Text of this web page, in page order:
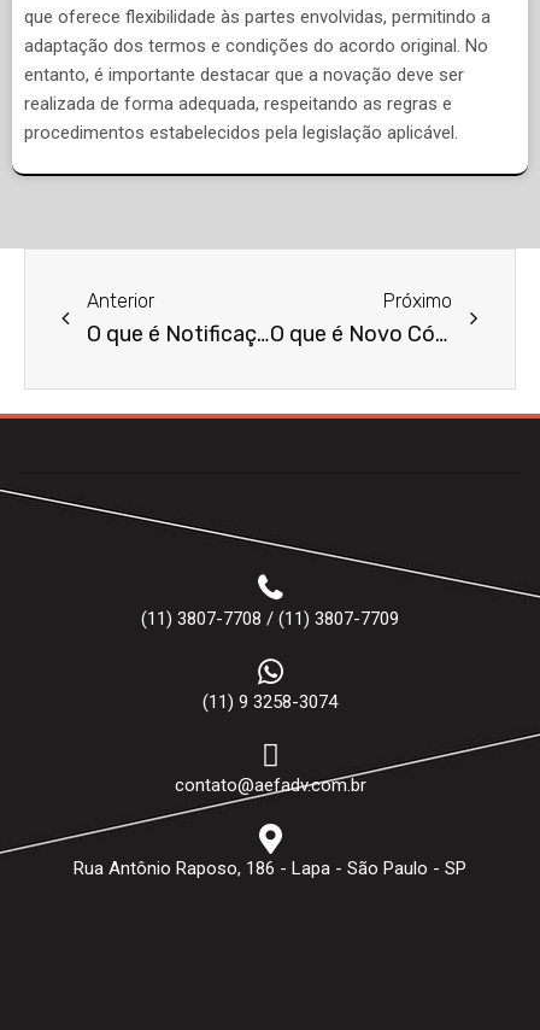
que oferece flexibilidade às partes envolvidas, permitindo a
adaptação dos termos e condições do acordo original. No
entanto, é importante destacar que a novação deve ser
realizada de forma adequada, respeitando as regras e
procedimentos estabelecidos pela legislação aplicável.
Anterior
O que é Notificação de Cobrança?
Próximo
O que é Novo Código de Processo Civil (CPC)?
(11) 3807-7708 / (11) 3807-7709
(11) 9 3258-3074
contato@aefadv.com.br
Rua Antônio Raposo, 186 - Lapa - São Paulo - SP